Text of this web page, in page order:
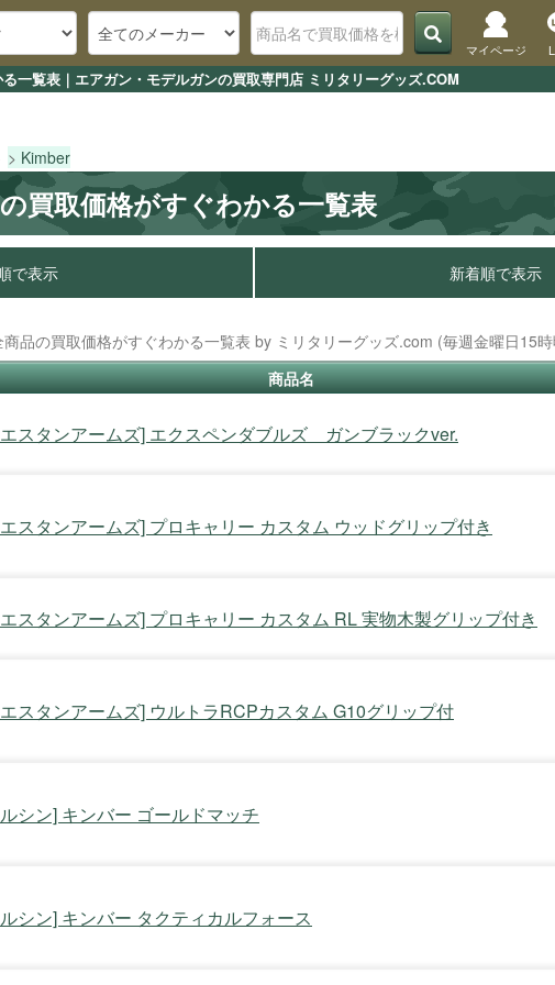
一覧表｜エアガン・モデルガンの買取専門店 ミリタリーグッズ.COM
マイページ
Kimber
買取価格がすぐわかる一覧表
で表示 新着順で表示
品の買取価格がすぐわかる一覧表 by ミリタリーグッズ.com (毎週金曜日15
商品名
スタンアームズ] エクスペンダブルズ ガンブラックver.
スタンアームズ] プロキャリー カスタム ウッドグリップ付き
スタンアームズ] プロキャリー カスタム RL 実物木製グリップ付き
スタンアームズ] ウルトラRCPカスタム G10グリップ付
シン] キンバー ゴールドマッチ
シン] キンバー タクティカルフォース